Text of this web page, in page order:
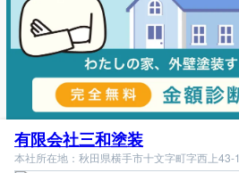
有限会社三和塗装
本社所在地：秋田県横手市十文字町字西上43-1